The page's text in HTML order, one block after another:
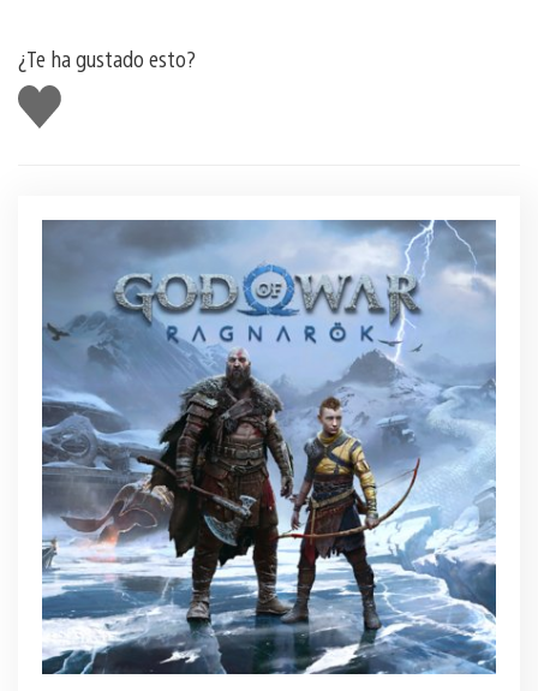
¿Te ha gustado esto?
Me
gusta
esto